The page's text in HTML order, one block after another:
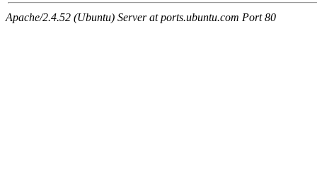
Apache/2.4.52 (Ubuntu) Server at ports.ubuntu.com Port 80